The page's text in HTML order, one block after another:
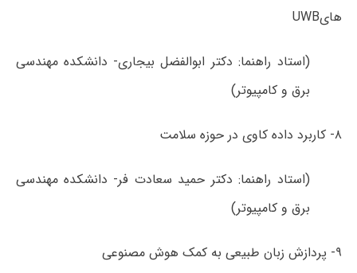
هایUWB
(استاد راهنما: دکتر ابوالفضل بیجاری- دانشکده مهندسی
برق و کامپیوتر)
۸- کاربرد داده کاوی در حوزه سلامت
(استاد راهنما: دکتر حمید سعادت فر- دانشکده مهندسی
برق و کامپیوتر)
۹- پردازش زبان طبیعی به کمک هوش مصنوعی